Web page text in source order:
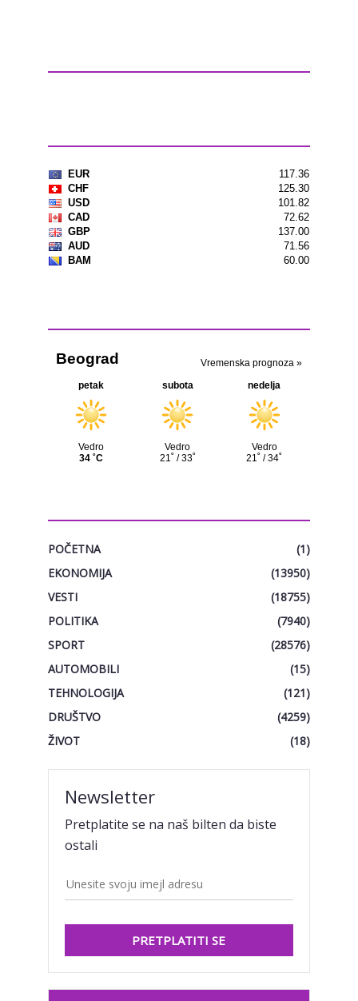
POČETNA
(1)
EKONOMIJA
(13950)
VESTI
(18755)
POLITIKA
(7940)
SPORT
(28576)
AUTOMOBILI
(15)
TEHNOLOGIJA
(121)
DRUŠTVO
(4259)
ŽIVOT
(18)
Newsletter
Pretplatite se na naš bilten da biste
ostali
PRETPLATITI SE